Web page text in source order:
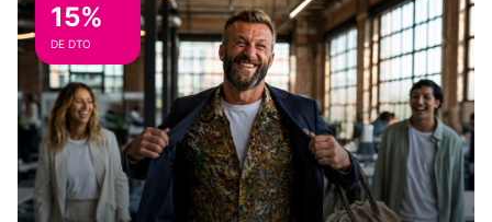
15%
DE DTO